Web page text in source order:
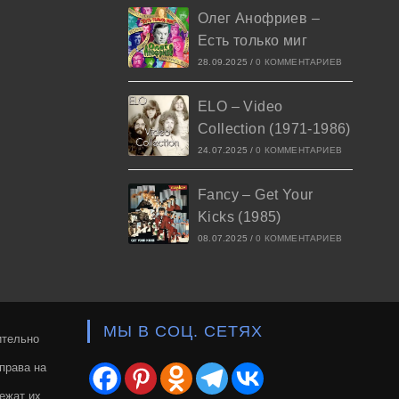
Олег Анофриев –
Есть только миг
28.09.2025 / 0 КОММЕНТАРИЕВ
ELO – Video
Collection (1971-1986)
24.07.2025 / 0 КОММЕНТАРИЕВ
Fancy – Get Your
Kicks (1985)
08.07.2025 / 0 КОММЕНТАРИЕВ
на
их
МЫ В СОЦ. СЕТЯХ